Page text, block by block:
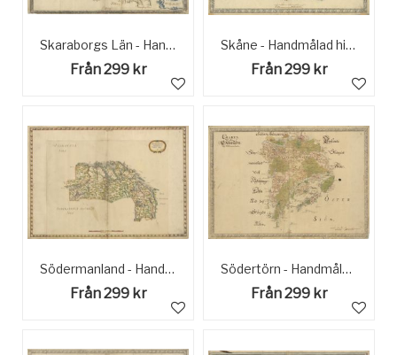
Skaraborgs Län - Handmålad Historisk Karta sent 1600 tal
Från 299 kr
Skåne - Handmålad historisk karta sent 1600 tal
Från 299 kr
Södermanland - Handmålad Historisk Karta sent 1600-tal
Från 299 kr
Södertörn - Handmålad historiska karta sent 1600 tal
Från 299 kr